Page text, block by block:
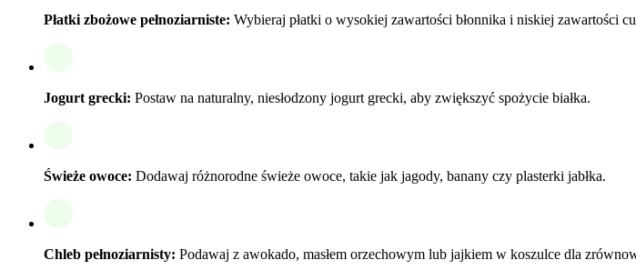
Płatki zbożowe pełnoziarniste: Wybieraj płatki o wysokiej zawartości błonnika i niskiej zawartości
Jogurt grecki: Postaw na naturalny, niesłodzony jogurt grecki, aby zwiększyć spożycie białka.
Świeże owoce: Dodawaj różnorodne świeże owoce, takie jak jagody, banany czy plasterki jabłka.
Chleb pełnoziarnisty: Podawaj z awokado, masłem orzechowym lub jajkiem w koszulce dla